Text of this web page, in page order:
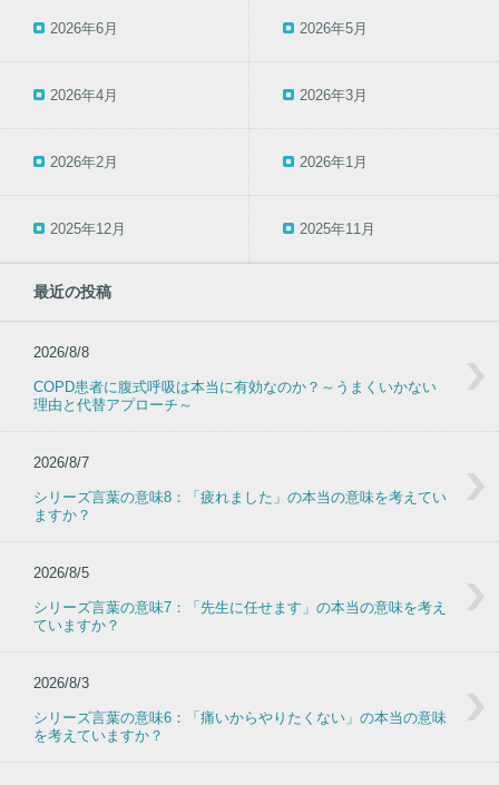
2026年6月 2026年5月
2026年4月 2026年3月
2026年2月 2026年1月
2025年12月 2025年11月
最近の投稿
2026/8/8
COPD患者に腹式呼吸は本当に有効なのか？～うまくいかない
理由と代替アプローチ～
2026/8/7
シリーズ言葉の意味8：「疲れました」の本当の意味を考えてい
ますか？
2026/8/5
シリーズ言葉の意味7：「先生に任せます」の本当の意味を考え
ていますか？
2026/8/3
シリーズ言葉の意味6：「痛いからやりたくない」の本当の意味
を考えていますか？